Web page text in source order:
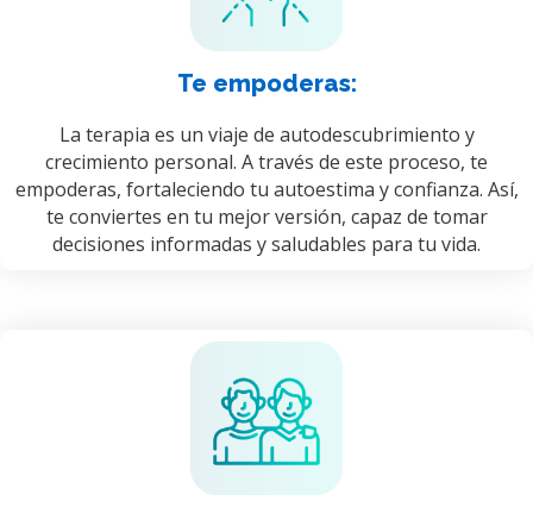
Te empoderas:
La terapia es un viaje de autodescubrimiento y
crecimiento personal. A través de este proceso, te
empoderas, fortaleciendo tu autoestima y confianza. Así,
te conviertes en tu mejor versión, capaz de tomar
decisiones informadas y saludables para tu vida.